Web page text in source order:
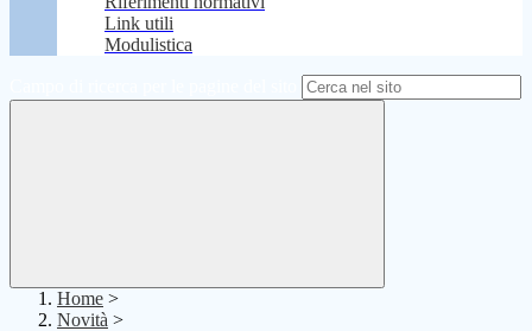
Link utili
Modulistica
Home >
Novità >